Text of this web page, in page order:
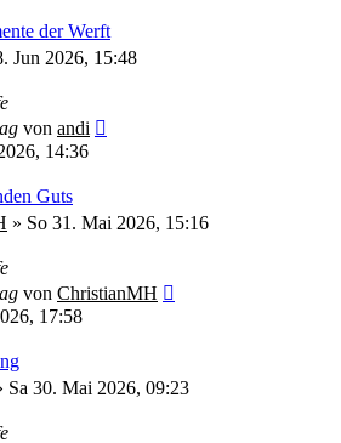
der Werft
Jun 2026, 15:48
von andi
14:36
Guts
» So 31. Mai 2026, 15:16
von ChristianMH
17:58
Sa 30. Mai 2026, 09:23